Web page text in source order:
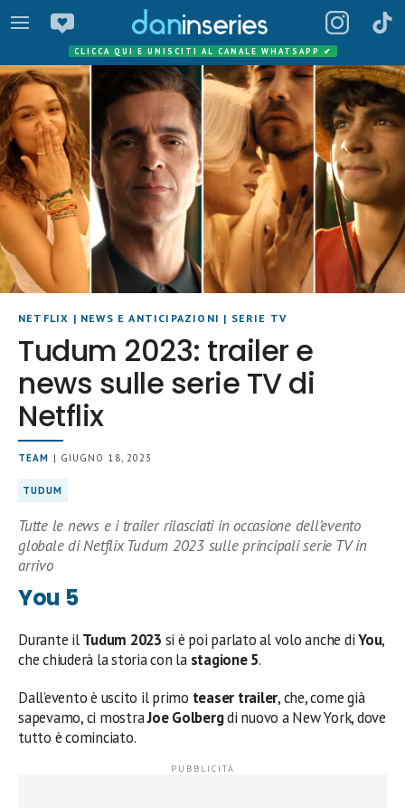
CLICCA QUI E UNISCITI AL CANALE WHATSAPP ✔
NETFLIX | NEWS E ANTICIPAZIONI | SERIE TV
Tudum 2023: trailer e
news sulle serie TV di
Netflix
TEAM | GIUGNO 18, 2023
TUDUM
Tutte le news e i trailer rilasciati in occasione dell’evento
globale di Netflix Tudum 2023 sulle principali serie TV in
arrivo
You 5
Durante ilTudum 2023 si è poi parlato al volo anche diYou,
che chiuderà la storia con la stagione 5.
Dall’evento è uscito il primo teaser trailer, che, come già
sapevamo, ci mostraJoe Golbergdi nuovo a New York, dove
tutto è cominciato.